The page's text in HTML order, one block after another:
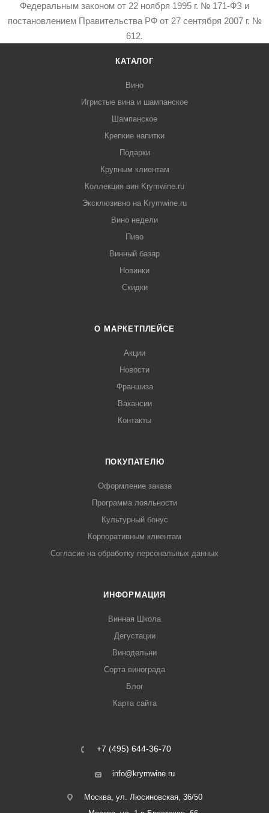
Федеральным законом от 22 ноября 1995 г. № 171-ФЗ и
постановлением Правительства РФ от 27 сентября 2007 г. №
612.
КАТАЛОГ
Вино
Игристые вина и шампанское
Шампанское
Крепкие напитки
Подарки
Крупным клиентам
Коллекция вин Krymwine.ru
Эксклюзивно на Krymwine.ru
Вино недели
Пиво
Винный базар
Новинки
Скидки
О МАРКЕТПЛЕЙСЕ
Акции
Новости
Франшиза
Вакансии
Контакты
ПОКУПАТЕЛЮ
Оформление заказа
Программа лояльности
Культурный бонус
Корпоративным клиентам
Согласие на обработку персональных данных
ИНФОРМАЦИЯ
Винная Школа
Дегустации
Винодельни
Сорта винограда
Блог
Карта сайта
+7 (495) 644-36-70
info@krymwine.ru
Москва, ул. Люсиновская, 36/50